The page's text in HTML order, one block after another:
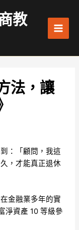
教
法，讓
：「顧問，我這
，才能真正退休
金融業多年的實
淨資產 10 等級參